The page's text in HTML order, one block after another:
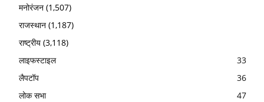
मनोरंजन (1,507)
राजस्थान (1,187)
राष्ट्रीय (3,118)
लाइफस्टाइल
33
लैपटॉप
36
लोक सभा
47